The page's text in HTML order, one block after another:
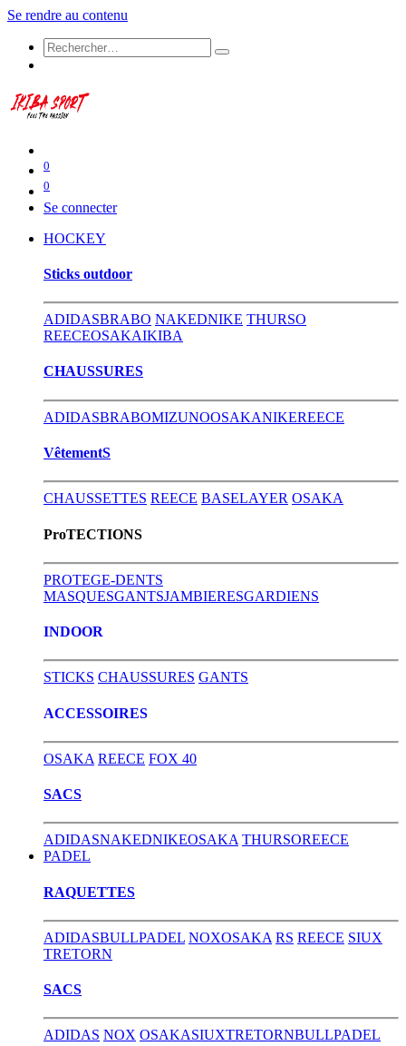
Se rendre au contenu
0
0
Se connecter
HOCKEY
​Sticks outdoor
ADIDASBRABO NAKEDNIKE THURSO
REECEOSAKAIKIBA
CHAUSSURES
ADIDASBRABOMIZUNOOSAKANIKEREECE
VêtementS
CHAUSSETTES REECE BASELAYER OSAKA
ProTECTIONS
PROTEGE-DENTS
MASQUESGANTSJAMBIERESGARDIENS
INDOOR
STICKS CHAUSSURES GANTS
ACCESSOIRES
OSAKA REECE FOX 40
SACS
ADIDASNAKEDNIKEOSAKA THURSOREECE
PADEL
RAQUETTES
ADIDASBULLPADEL NOXOSAKA RS REECE SIUX
TRETORN
SACS
ADIDAS NOX OSAKASIUXTRETORNBULLPADEL